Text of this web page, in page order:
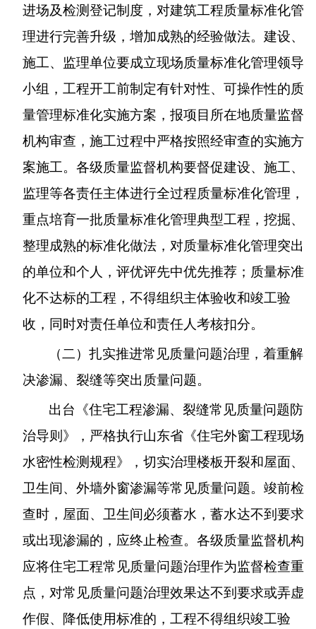
进场及检测登记制度，对建筑工程质量标准化管
理进行完善升级，增加成熟的经验做法。建设、
施工、监理单位要成立现场质量标准化管理领导
小组，工程开工前制定有针对性、可操作性的质
量管理标准化实施方案，报项目所在地质量监督
机构审查，施工过程中严格按照经审查的实施方
案施工。各级质量监督机构要督促建设、施工、
监理等各责任主体进行全过程质量标准化管理，
重点培育一批质量标准化管理典型工程，挖掘、
整理成熟的标准化做法，对质量标准化管理突出
的单位和个人，评优评先中优先推荐；质量标准
化不达标的工程，不得组织主体验收和竣工验
收，同时对责任单位和责任人考核扣分。
（二）扎实推进常见质量问题治理，着重解
决渗漏、裂缝等突出质量问题。
出台《住宅工程渗漏、裂缝常见质量问题防
治导则》，严格执行山东省《住宅外窗工程现场
水密性检测规程》，切实治理楼板开裂和屋面、
卫生间、外墙外窗渗漏等常见质量问题。竣前检
查时，屋面、卫生间必须蓄水，蓄水达不到要求
或出现渗漏的，应终止检查。各级质量监督机构
应将住宅工程常见质量问题治理作为监督检查重
点，对常见质量问题治理效果达不到要求或弄虚
作假、降低使用标准的，工程不得组织竣工验